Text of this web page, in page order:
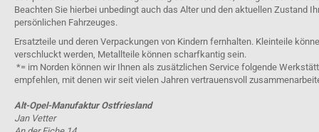
Beachten Sie hierbei unbedingt auch das Alter und den aktuellen Zustand
persönlichen Fahrzeuges.
Ersatzteile und deren Verpackungen von Kindern fernhalten. Kleinteile
verschluckt werden, Metallteile können scharfkantig sein.
*= im Norden können wir Ihnen als zusätzlichen Service folgende
empfehlen, mit denen wir seit vielen Jahren vertrauensvoll
Alt-Opel-Manufaktur Ostfriesland
Jan Vetter